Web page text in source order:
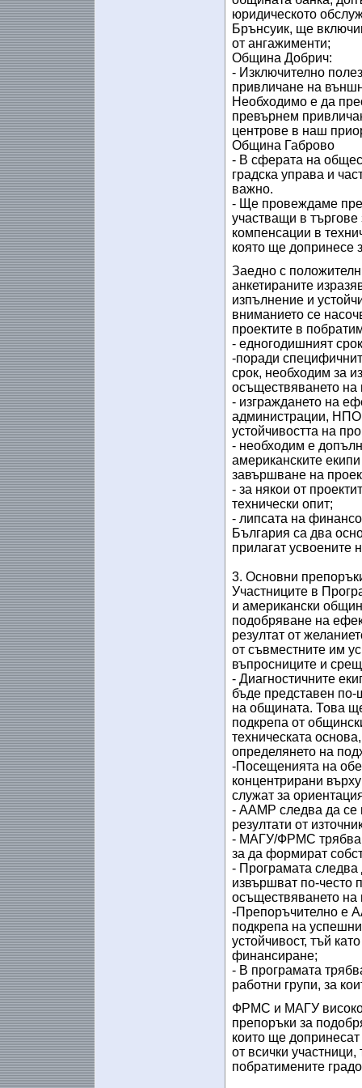
юридическото
Брънсуик, ще
от ангажименти;
Община Добрич:
- Изключително
привличане на
Необходимо е да
превърнем
центрове в наш
Община Габрово
- В сферата на
градска управа и
важно.
- Ще провеждаме
участващи в
компенсации в
която ще допринесе
Заедно с
анкетираните
изпълнение и
вниманието се
проектите в
- едногодишният
-поради
срок, необходим за
осъществяването на
- изграждането на
администрации, НПО
устойчивостта на
- необходим е
американските
завършване на
- за някои от
технически опит;
- липсата на
България са два
прилагат усвоените
3. Основни
Участниците в
и американски
подобряване на
резултат от
от съвместните им
въпросниците и
- Диагностичните
бъде представен по-
на общината. Това
подкрепа от
техническата
определянето на
-Посещенията на
концентрирани
служат за
- ААМР следва да се
резултати от
- МАГУ/ФРМС трябва
за да формират
- Програмата
извършват по-често
осъществяването на
-Препоръчително е
подкрепа на
устойчивост, тъй
финансиране;
- В програмата
работни групи, за
ФРМС и МАГУ високо
препоръки за
които ще
от всички
побратимените